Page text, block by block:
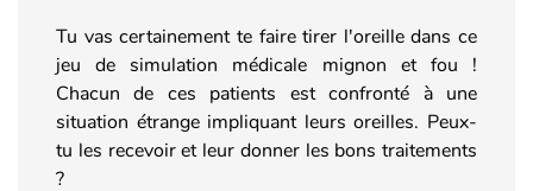
Tu vas certainement te faire tirer l'oreille dans ce
jeu de simulation médicale mignon et fou !
Chacun de ces patients est confronté à une
situation étrange impliquant leurs oreilles. Peux-
tu les recevoir et leur donner les bons traitements
?